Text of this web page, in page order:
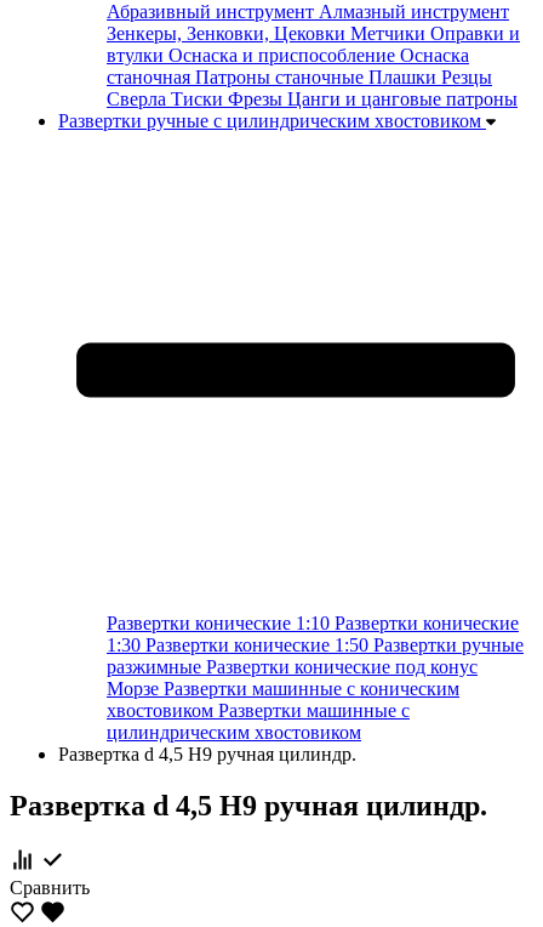
Абразивный инструмент Алмазный инструмент
Зенкеры, Зенковки, Цековки Метчики Оправки и
втулки Оснаска и приспособление Оснаска
станочная Патроны станочные Плашки Резцы
Сверла Тиски Фрезы Цанги и цанговые патроны
Развертки ручные с цилиндрическим хвостовиком
Развертки конические 1:10 Развертки конические
1:30 Развертки конические 1:50 Развертки ручные
разжимные Развертки конические под конус
Морзе Развертки машинные с коническим
хвостовиком Развертки машинные с
цилиндрическим хвостовиком
Развертка d 4,5 Н9 ручная цилиндр.
Развертка d 4,5 Н9 ручная цилиндр.
Сравнить